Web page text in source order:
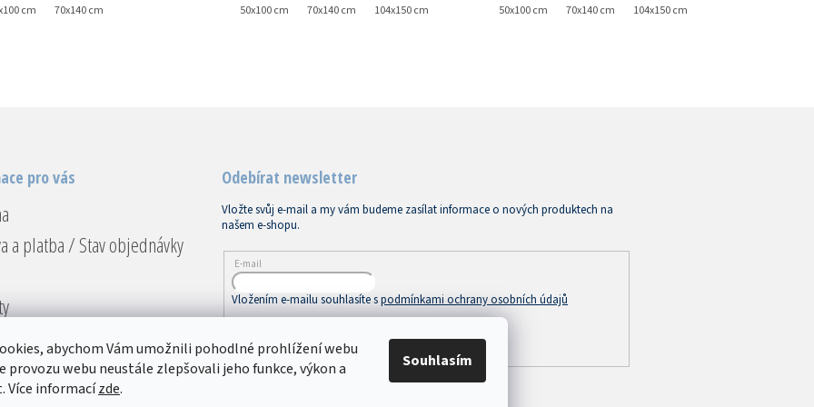
abychom Vám umožnili pohodlné prohlížení webu
provozu webu neustále zlepšovali jeho funkce, výkon a
Více informacízde.
Souhlasím
cm 70x140 cm 50x100 cm 70x140 cm 104x150 cm 50x100 cm 70x140 cm 104x150 cm
pro vás
a platba / Stav objednávky
a vrácení
podmínky
ochrany osobních údajů
Odebírat newsletter
Vložte svůj e-mail a my vám budeme zasílat informace o nových produktech na
našem e-shopu.
E-mail
Vložením e-mailu souhlasíte spodmínkami ochrany osobních údajů
PŘIHLÁSIT SE